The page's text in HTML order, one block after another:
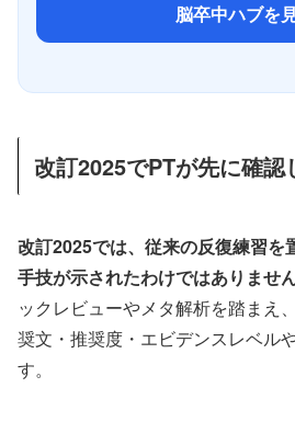
脳卒中ハブを
改訂2025でPTが先に確認
改訂2025では、従来の反復練習を
手技が示されたわけではありません
ックレビューやメタ解析を踏まえ
奨文・推奨度・エビデンスレベル
す。